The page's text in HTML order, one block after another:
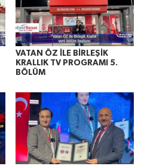
VATAN ÖZ İLE BİRLEŞİK
KRALLIK TV PROGRAMI 5.
BÖLÜM